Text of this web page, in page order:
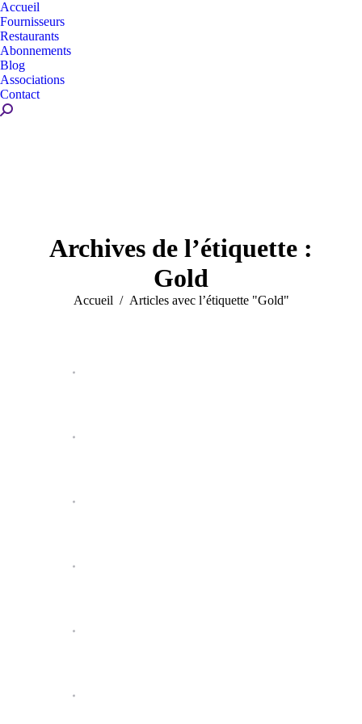
Accueil
Fournisseurs
Restaurants
Abonnements
Blog
Associations
Contact
Recherche
Archives de l’étiquette :
Gold
Vous êtes ici :
Accueil Articles avec l’étiquette "Gold"